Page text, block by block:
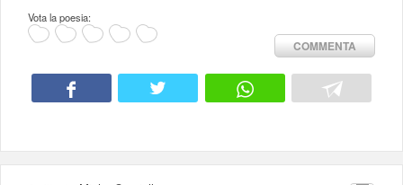
Vota la poesia:
COMMENTA